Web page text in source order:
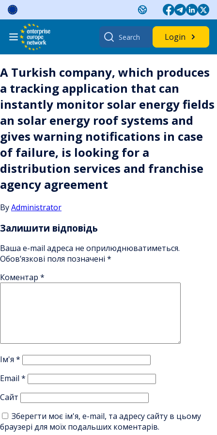
Skip
content
Search
for:
Login
A Turkish company, which produces
a tracking application that can
instantly monitor solar energy fields
an solar energy roof systems and
gives warning notifications in case
of failure, is looking for a
distribution services and franchise
agency agreement
ByAdministrator
Залишити відповідь
Ваша e-mail адреса не оприлюднюватиметься.
Обов’язкові поля позначені *
Коментар *
Ім'я *
Email *
Сайт
Зберегти моє ім'я, e-mail, та адресу сайту в цьому
браузері для моїх подальших коментарів.